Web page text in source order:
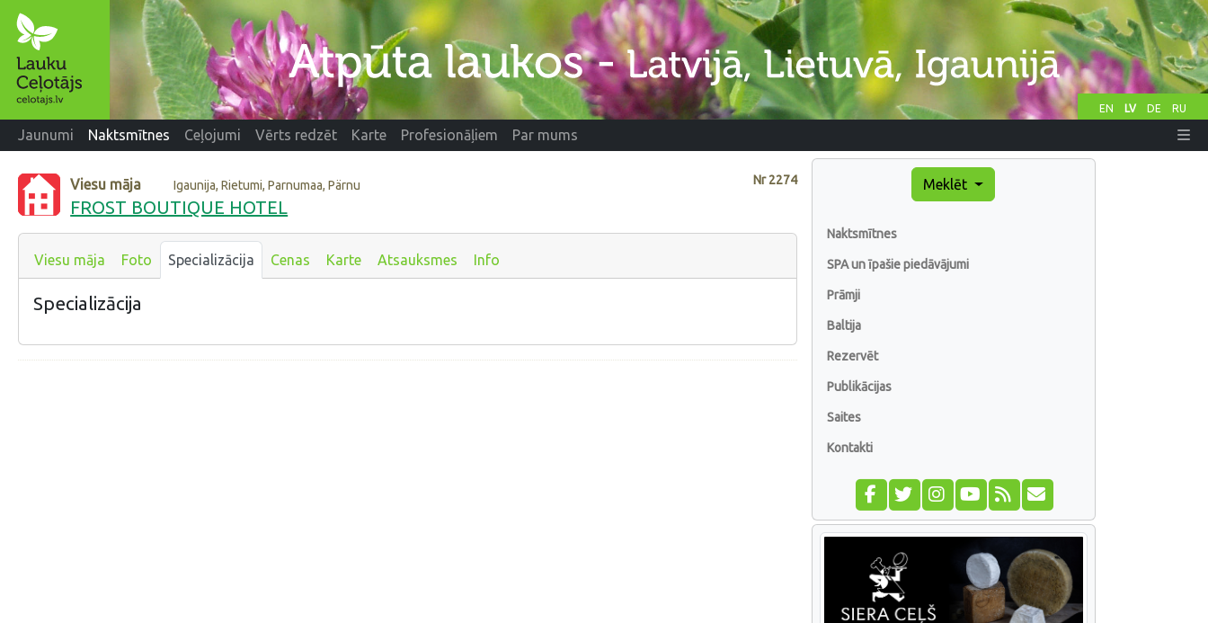
EN LV DE RU
Jaunumi Naktsmītnes Ceļojumi Vērts redzēt Karte Profesionāļiem Par mums
Nr2274
Viesu māja Igaunija, Rietumi, Parnumaa, Pärnu
FROST BOUTIQUE HOTEL
Viesu māja Foto Specializācija Cenas Karte Atsauksmes Info
Specializācija
Meklēt
Naktsmītnes
SPA un īpašie piedāvājumi
Prāmji
Baltija
Rezervēt
Publikācijas
Saites
Kontakti